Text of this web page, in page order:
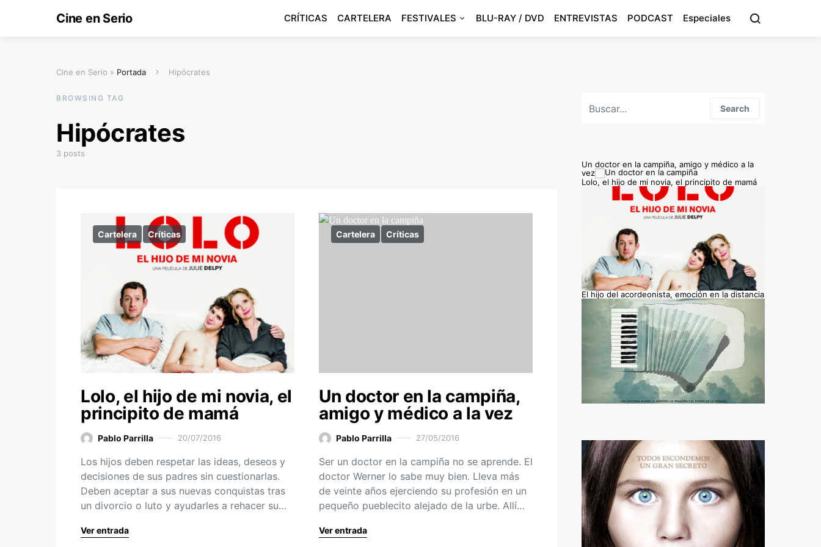
Cine en Serio CRÍTICAS CARTELERA FESTIVALES BLU-RAY / DVD ENTREVISTAS PODCAST Especiales
Cine en Serio » Portada Hipócrates
BROWSING TAG
Hipócrates
3 posts
Cartelera Críticas
Lolo, el hijo de mi novia, el
principito de mamá
Pablo Parrilla 20/07/2016
Los hijos deben respetar las ideas, deseos y
decisiones de sus padres sin cuestionarlas.
Deben aceptar a sus nuevas conquistas tras
un divorcio o luto y ayudarles a rehacer su…
Ver entrada
Cartelera Críticas
Un doctor en la campiña,
amigo y médico a la vez
Pablo Parrilla 27/05/2016
Ser un doctor en la campiña no se aprende. El
doctor Werner lo sabe muy bien. Lleva más
de veinte años ejerciendo su profesión en un
pequeño pueblecito alejado de la urbe. Allí…
Ver entrada
Search
Un doctor en la campiña, amigo y médico a la
vez
Lolo, el hijo de mi novia, el principito de mamá
El hijo del acordeonista, emoción en la distancia